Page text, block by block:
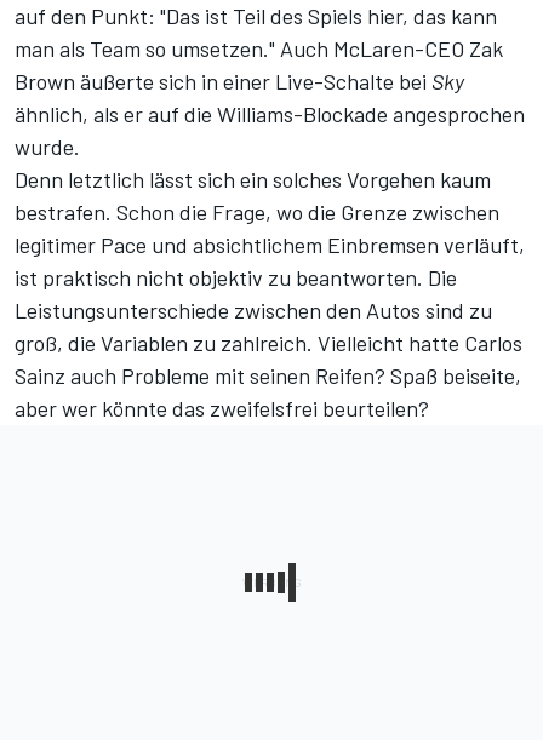
auf den Punkt: "Das ist Teil des Spiels hier, das kann
man als Team so umsetzen." Auch McLaren-CEO Zak
Brown äußerte sich in einer Live-Schalte bei Sky
ähnlich, als er auf die Williams-Blockade angesprochen
wurde.
Denn letztlich lässt sich ein solches Vorgehen kaum
bestrafen. Schon die Frage, wo die Grenze zwischen
legitimer Pace und absichtlichem Einbremsen verläuft,
ist praktisch nicht objektiv zu beantworten. Die
Leistungsunterschiede zwischen den Autos sind zu
groß, die Variablen zu zahlreich. Vielleicht hatte Carlos
Sainz auch Probleme mit seinen Reifen? Spaß beiseite,
aber wer könnte das zweifelsfrei beurteilen?